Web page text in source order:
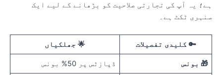
یہ آپ کی تجارتی صلاحیت کو بڑھانے کے لیے ایک
ٹکٹ ہے۔
🔑 کلیدی تفصیلات 🌟 جھلکیاں
🎁 بونس ڈپازٹس پر 50% بونس